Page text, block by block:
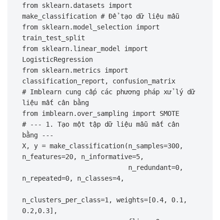
from sklearn.datasets import
make_classification # Để tạo dữ liệu mẫu
from sklearn.model_selection import
train_test_split
from sklearn.linear_model import
LogisticRegression
from sklearn.metrics import
classification_report, confusion_matrix
# Imblearn cung cấp các phương pháp xử lý dữ
liệu mất cân bằng
from imblearn.over_sampling import SMOTE
# --- 1. Tạo một tập dữ liệu mẫu mất cân
bằng ---
X, y = make_classification(n_samples=300,
n_features=20, n_informative=5,
n_repeated=0, n_classes=4,
n_clusters_per_class=1, weights=[0.4, 0.1,
0.2,0.3],